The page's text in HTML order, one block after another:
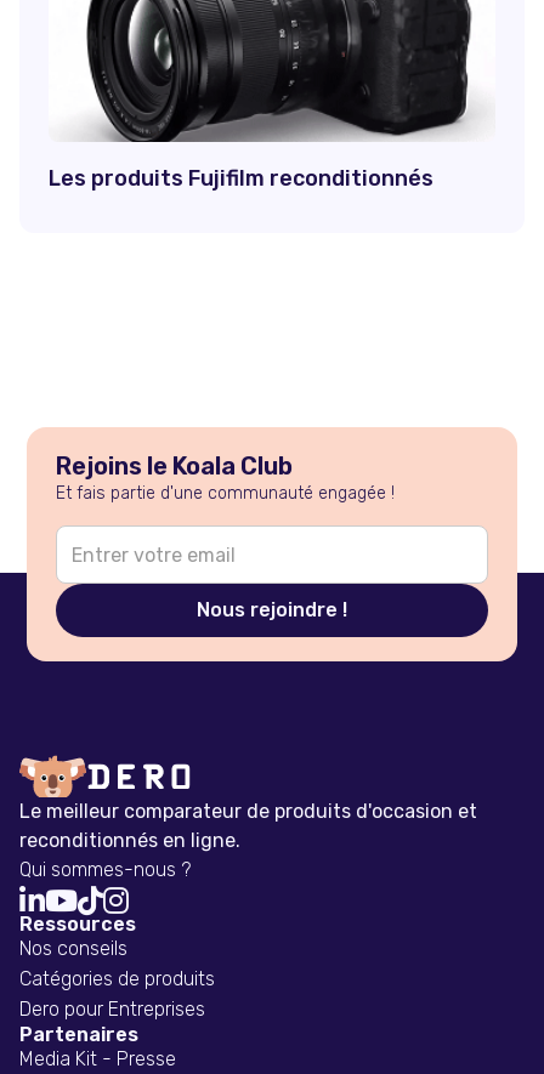
Les produits Fujifilm reconditionnés
Rejoins le Koala Club
Et fais partie d'une communauté engagée !
Le meilleur comparateur de produits d'occasion et
reconditionnés en ligne.
Qui sommes-nous ?

Ressources
Nos conseils
Catégories de produits
Dero pour Entreprises
Partenaires
Media Kit - Presse